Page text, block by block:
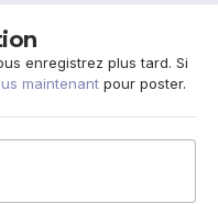
enregistrez plus tard. Si
maintenant pour poster.